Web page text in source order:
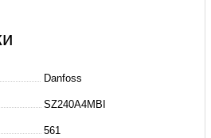
Danfoss
SZ240A4MBI
561